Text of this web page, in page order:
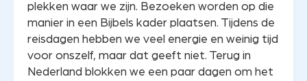
plekken waar we zijn. Bezoeken worden op die
manier in een Bijbels kader plaatsen. Tijdens de
reisdagen hebben we veel energie en weinig tijd
voor onszelf, maar dat geeft niet. Terug in
Nederland blokken we een paar dagen om het